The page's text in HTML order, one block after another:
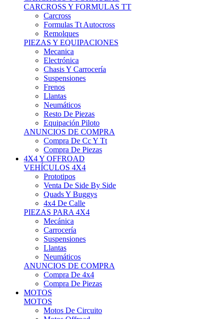
CARCROSS Y FORMULAS TT
Carcross
Formulas Tt Autocross
Remolques
PIEZAS Y EQUIPACIONES
Mecanica
Electrónica
Chasis Y Carrocería
Suspensiones
Frenos
Llantas
Neumáticos
Resto De Piezas
Equipación Piloto
ANUNCIOS DE COMPRA
Compra De Cc Y Tt
Compra De Piezas
4X4 Y OFFROAD
VEHÍCULOS 4X4
Prototipos
Venta De Side By Side
Quads Y Buggys
4x4 De Calle
PIEZAS PARA 4X4
Mecánica
Carrocería
Suspensiones
Llantas
Neumáticos
ANUNCIOS DE COMPRA
Compra De 4x4
Compra De Piezas
MOTOS
MOTOS
Motos De Circuito